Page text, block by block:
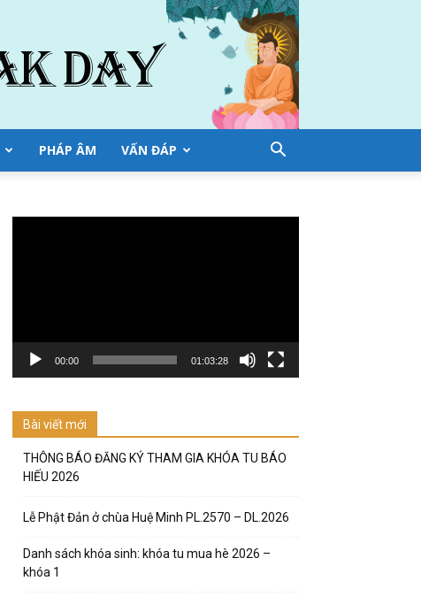
PHÁP ÂM VẤN ĐÁP
00:00 01:03:28
Bài viết mới
THÔNG BÁO ĐĂNG KÝ THAM GIA KHÓA TU BÁO
HIẾU 2026
Lễ Phật Đản ở chùa Huệ Minh PL.2570 – DL.2026
Danh sách khóa sinh: khóa tu mua hè 2026 –
khóa 1